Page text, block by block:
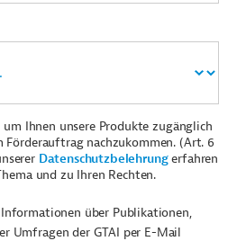
Ihnen unsere Produkte zugänglich
Förderauftrag nachzukommen. (Art. 6
Datenschutzbelehrungerfahren
und zu Ihren Rechten.
über Publikationen,
Umfragen der GTAI per E-Mail